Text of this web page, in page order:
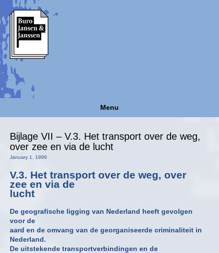
Menu
Bijlage VII – V.3. Het transport over de weg,
over zee en via de lucht
January 1, 1999
V.3. Het transport over de weg, over
zee en via de
lucht
De geografische ligging van Nederland heeft gevolgen
voor de
aard en de omvang van de georganiseerde criminaliteit in
Nederland.
De uitstekende transportverbindingen en de